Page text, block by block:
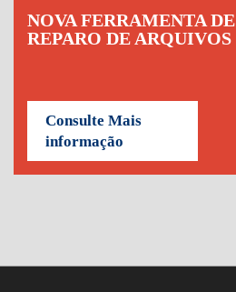
NOVA FERRAMENTA DE
REPARO DE ARQUIVOS
Consulte Mais
informação